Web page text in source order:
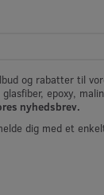
og rabatter til
epoxy,
nyhedsbrev.
dig med et